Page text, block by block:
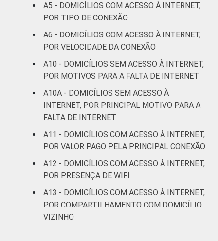
B 0 0 3 4
C 4 3 7 9
DE
Estudos para o Desenvolvimento da
Sociedade da Informação (Cetic.br),
Pesquisa sobre o uso das tecnologias de
informação e comunicação nos domicílios
brasileiros - TIC Domicílios 2021.
A5 - DOMICÍLIOS COM ACESSO À INTERNET,
POR TIPO DE CONEXÃO
A6 - DOMICÍLIOS COM ACESSO À INTERNET,
POR VELOCIDADE DA CONEXÃO
A10 - DOMICÍLIOS SEM ACESSO À INTERNET,
POR MOTIVOS PARA A FALTA DE INTERNET
A10A - DOMICÍLIOS SEM ACESSO À
INTERNET, POR PRINCIPAL MOTIVO PARA A
FALTA DE INTERNET
A11 - DOMICÍLIOS COM ACESSO À INTERNET,
POR VALOR PAGO PELA PRINCIPAL CONEXÃO
A12 - DOMICÍLIOS COM ACESSO À INTERNET,
POR PRESENÇA DE WIFI
A13 - DOMICÍLIOS COM ACESSO À INTERNET,
POR COMPARTILHAMENTO COM DOMICÍLIO
VIZINHO